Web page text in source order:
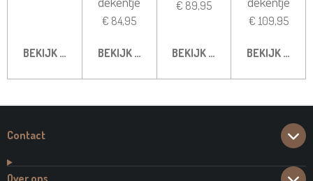
BEKIJK DETAILS
€ 84,95
BEKIJK DETAILS
€ 89,95
BEKIJK DETAILS
€ 109,95
BEKIJK
Contact